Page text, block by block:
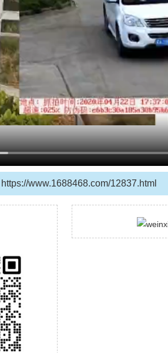
https://www.1688468.com/12837.html